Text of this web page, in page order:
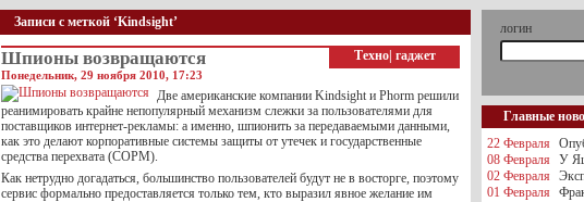
Записи с меткой ‘Kindsight’
Техно| гаджет
Шпионы возвращаются
Понедельник, 29 ноября 2010, 17:23
Две американские компании Kindsight и Phorm решили
реанимировать крайне непопулярный механизм слежки за пользователями для
поставщиков интернет-рекламы: а именно, шпионить за передаваемыми данными,
как это делают корпоративные системы защиты от утечек и государственные
средства перехвата (СОРМ).
Как нетрудно догадаться, большинство пользователей будут не в восторге, поэтому
сервис формально предоставляется только тем, кто выразил явное желание им
логин
Главные
22 Февраля
08 Февраля
У
02 Февраля
01 Февраля